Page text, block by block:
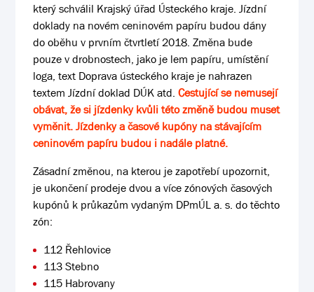
který schválil Krajský úřad Ústeckého kraje. Jízdní
doklady na novém ceninovém papíru budou dány
do oběhu v prvním čtvrtletí 2018. Změna bude
pouze v drobnostech, jako je lem papíru, umístění
loga, text Doprava ústeckého kraje je nahrazen
textem Jízdní doklad DÚK atd.Cestující se nemusejí
obávat, že si jízdenky kvůli této změně budou muset
vyměnit. Jízdenky a časové kupóny na stávajícím
ceninovém papíru budou i nadále platné.
Zásadní změnou, na kterou je zapotřebí upozornit,
je ukončení prodeje dvou a více zónových časových
kupónů k průkazům vydaným DPmÚL a. s. do těchto
zón:
112 Řehlovice
113 Stebno
115 Habrovany